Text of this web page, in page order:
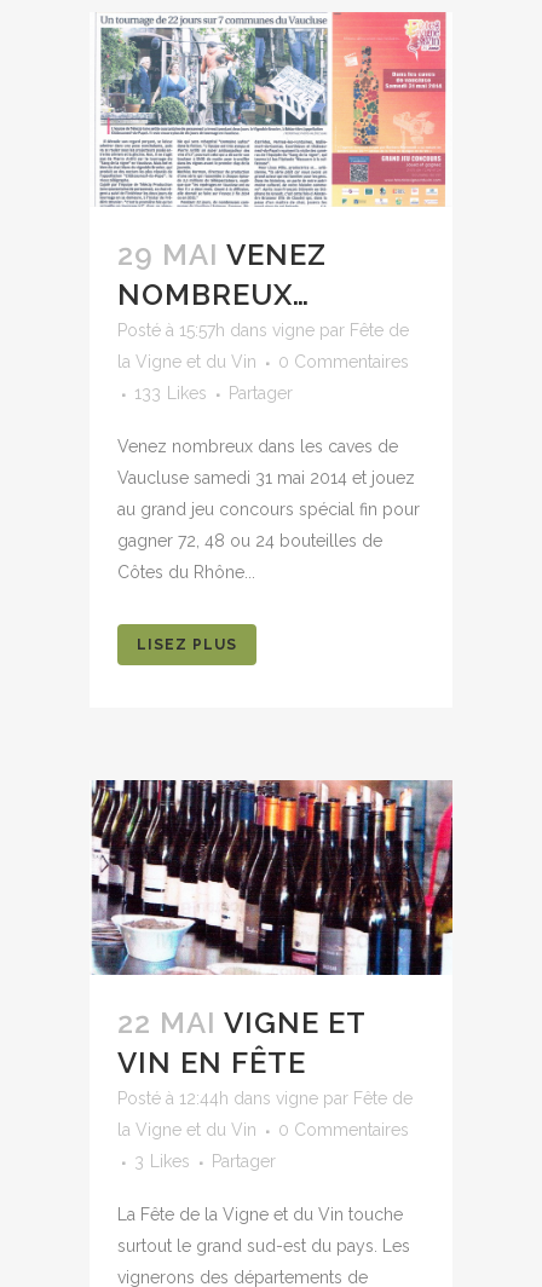
29 MAI VENEZ
NOMBREUX…
Posté à 15:57h dans vigne par Fête de
la Vigne et du Vin
0 Commentaires
133
Likes Partager
Venez nombreux dans les caves de
Vaucluse samedi 31 mai 2014 et jouez
au grand jeu concours spécial fin pour
gagner 72, 48 ou 24 bouteilles de
Côtes du Rhône...
LISEZ PLUS
22 MAI VIGNE ET
VIN EN FÊTE
Posté à 12:44h dans vigne par Fête de
la Vigne et du Vin
0 Commentaires
3
Likes Partager
La Fête de la Vigne et du Vin touche
surtout le grand sud-est du pays. Les
vignerons des départements de